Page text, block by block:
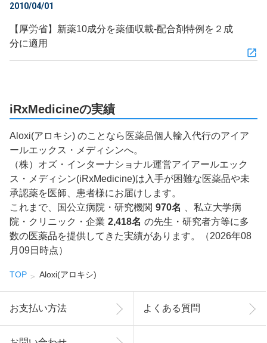
2010/04/01
【厚労省】新薬10成分を薬価収載‐配合剤特例を２成
分に適用
iRxMedicineの実績
Aloxi(アロキシ) のことなら医薬品個人輸入代行のアイア
ールエックス・メディシンへ。
（株）オズ・インターナショナル運営アイアールエック
ス・メディシン(iRxMedicine)は入手が困難な医薬品や未
承認薬を医師、患者様にお届けします。
これまで、国公立病院・研究機関 970名
、私立大学病
院・クリニック・企業 2,418名 の先生・研究者方等に多
数の医薬品を提供してきた実績があります。（2026年08
月09日時点）
TOP Aloxi(アロキシ)
お支払い方法 よくある質問